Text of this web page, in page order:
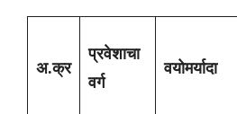
अ.क्र
प्रवेशाचा
वर्ग
वयोमर्यादा